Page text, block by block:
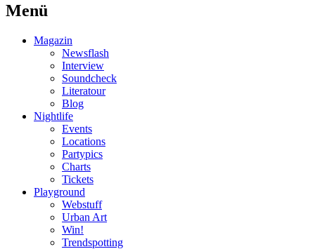
Menü
Magazin
Newsflash
Interview
Soundcheck
Literatour
Blog
Nightlife
Events
Locations
Partypics
Charts
Tickets
Playground
Webstuff
Urban Art
Win!
Trendspotting